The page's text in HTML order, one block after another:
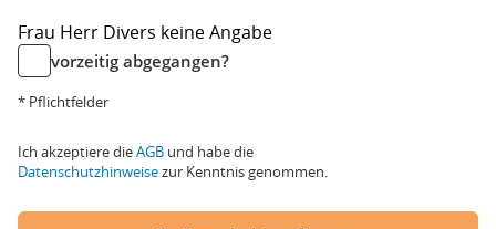
Frau Herr Divers keine Angabe
vorzeitig abgegangen?
* Pflichtfelder
Ich akzeptiere dieAGB und habe die
Datenschutzhinweisezur Kenntnis genommen.